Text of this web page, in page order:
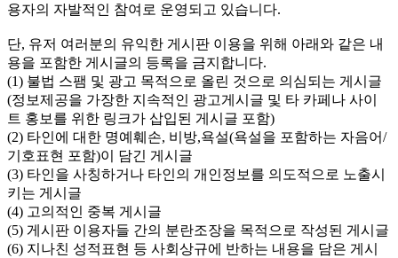
용자의 자발적인 참여로 운영되고 있습니다.
단, 유저 여러분의 유익한 게시판 이용을 위해 아래와 같은 내
용을 포함한 게시글의 등록을 금지합니다.
(1) 불법 스팸 및 광고 목적으로 올린 것으로 의심되는 게시글
(정보제공을 가장한 지속적인 광고게시글 및 타 카페나 사이
트 홍보를 위한 링크가 삽입된 게시글 포함)
(2) 타인에 대한 명예훼손, 비방,욕설(욕설을 포함하는 자음어/
기호표현 포함)이 담긴 게시글
(3) 타인을 사칭하거나 타인의 개인정보를 의도적으로 노출시
키는 게시글
(4) 고의적인 중복 게시글
(5) 게시판 이용자들 간의 분란조장을 목적으로 작성된 게시글
(6) 지나친 성적표현 등 사회상규에 반하는 내용을 담은 게시